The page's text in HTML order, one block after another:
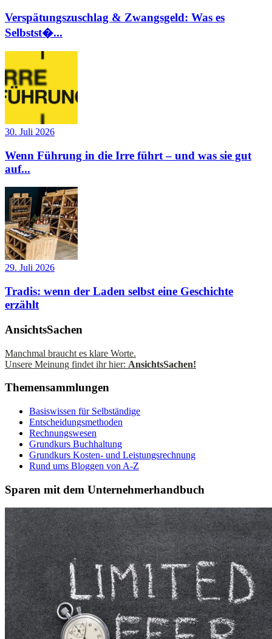
Verspätungszuschlag & Zwangsgeld: Was es
Selbstst�...
30. Juli 2026
Wenn Führung in die Irre führt – und was sie gut
auf...
29. Juli 2026
Tradis: wenn der Laden selbst eine Geschichte
erzählt
AnsichtsSachen
Manchmal braucht es klare Worte.
Unsere Meinung findet ihr hier: AnsichtsSachen!
Themensammlungen
Basiswissen für Selbständige
Entscheidungsmethoden
Rechnungswesen
Grundkurs Buchhaltung
Grundkurs Kosten- und Leistungsrechnung
Rund ums Bloggen von A-Z
Sparen mit dem Unternehmerhandbuch